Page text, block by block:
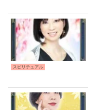
スピリチュアル